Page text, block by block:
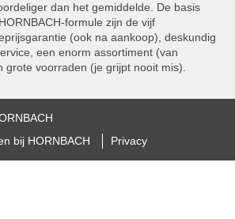
dan het gemiddelde. De basis
formule zijn de vijf
(ook na aankoop), deskundig
een enorm assortiment (van
grote voorraden (je grijpt nooit mis).
bij HORNBACH
Privacy